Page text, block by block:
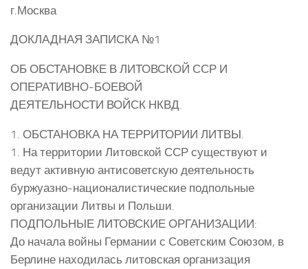
г.Москва
ДОКЛАДНАЯ ЗАПИСКА №1
ОБ ОБСТАНОВКЕ В ЛИТОВСКОЙ ССР И
ОПЕРАТИВНО-БОЕВОЙ
ДЕЯТЕЛЬНОСТИ ВОЙСК НКВД.
1. ОБСТАНОВКА НА ТЕРРИТОРИИ ЛИТВЫ.
1. На территории Литовской ССР существуют и
ведут активную антисоветскую деятельность
буржуазно-националистические подпольные
организации Литвы и Польши.
ПОДПОЛЬНЫЕ ЛИТОВСКИЕ ОРГАНИЗАЦИИ:
До начала войны Германии с Советским Союзом, в
Берлине находилась литовская организация